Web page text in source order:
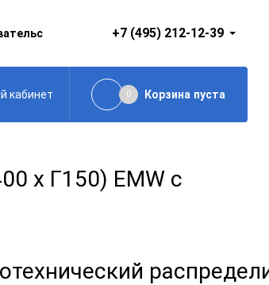
соглашение+7 (495) 212-12-39
кабинет 0 Корзина пуста
x Г150) EMW c